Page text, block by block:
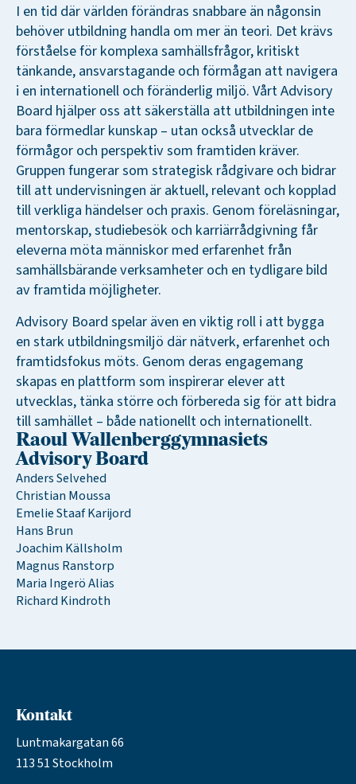
I en tid där världen förändras snabbare än någonsin
behöver utbildning handla om mer än teori. Det krävs
förståelse för komplexa samhällsfrågor, kritiskt
tänkande, ansvarstagande och förmågan att navigera
i en internationell och föränderlig miljö. Vårt Advisory
Board hjälper oss att säkerställa att utbildningen inte
bara förmedlar kunskap – utan också utvecklar de
förmågor och perspektiv som framtiden kräver.
Gruppen fungerar som strategisk rådgivare och bidrar
till att undervisningen är aktuell, relevant och kopplad
till verkliga händelser och praxis. Genom föreläsningar,
mentorskap, studiebesök och karriärrådgivning får
eleverna möta människor med erfarenhet från
samhällsbärande verksamheter och en tydligare bild
av framtida möjligheter.
Advisory Board spelar även en viktig roll i att bygga
en stark utbildningsmiljö där nätverk, erfarenhet och
framtidsfokus möts. Genom deras engagemang
skapas en plattform som inspirerar elever att
utvecklas, tänka större och förbereda sig för att bidra
till samhället – både nationellt och internationellt.
Raoul Wallenberggymnasiets
Advisory Board
Anders Selvehed
Christian Moussa
Emelie Staaf Karijord
Hans Brun
Joachim Källsholm
Magnus Ranstorp
Maria Ingerö Alias
Richard Kindroth
Kontakt
Luntmakargatan 66
113 51 Stockholm